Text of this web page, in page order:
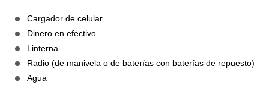
Cargador de celular
Dinero en efectivo
Linterna
Radio (de manivela o de baterías con baterías de repuesto)
Agua